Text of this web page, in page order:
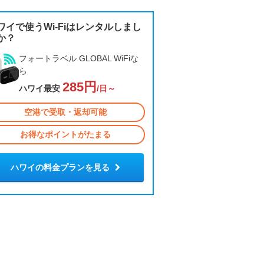
イで使うWi-Fiはレンタルしまし
？
フォートラベル GLOBAL WiFiな
ら
ハワイ最安 285円 /日～
空港で受取・返却可能
お得なポイントがたまる
ハワイの料金プランを見る